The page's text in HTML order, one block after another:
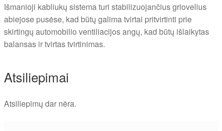
Išmanioji kabliukų sistema turi stabilizuojančius griovelius
abiejose pusėse, kad būtų galima tvirtai pritvirtinti prie
skirtingų automobilio ventiliacijos angų, kad būtų išlaikytas
balansas ir tvirtas tvirtinimas.
Atsiliepimai
Atsiliepimų dar nėra.